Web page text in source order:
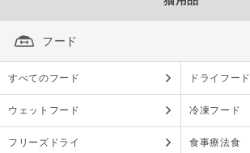
フード
すべてのフード ドライフード
ウェットフード 冷凍フード
フリーズドライ 食事療法食